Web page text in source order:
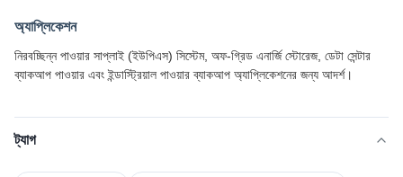
অ্যাপ্লিকেশন
নিরবচ্ছিন্ন পাওয়ার সাপ্লাই (ইউপিএস) সিস্টেম, অফ-গ্রিড এনার্জি স্টোরেজ, ডেটা সেন্টার
ব্যাকআপ পাওয়ার এবং ইন্ডাস্ট্রিয়াল পাওয়ার ব্যাকআপ অ্যাপ্লিকেশনের জন্য আদর্শ।
ট্যাগ